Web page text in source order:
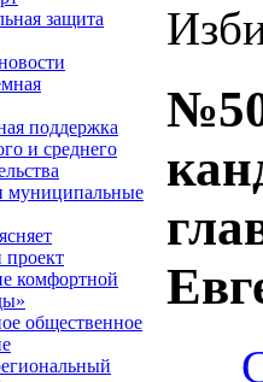
защита
поддержка
и среднего
муниципальные
комфортной
общественное